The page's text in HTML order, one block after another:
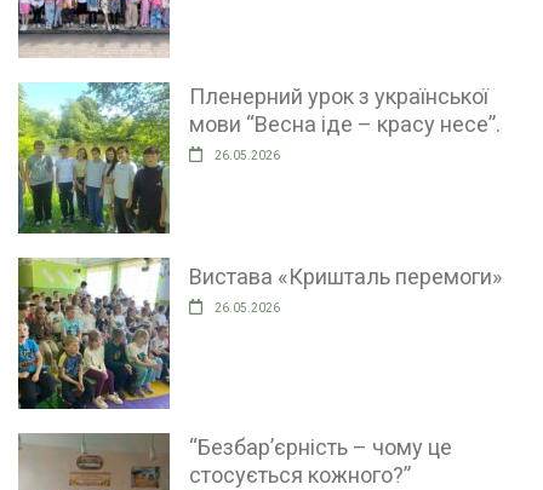
Пленерний урок з української
мови “Весна іде – красу несе”.
26.05.2026
Вистава «Кришталь перемоги»
26.05.2026
“Безбар’єрність – чому це
стосується кожного?”